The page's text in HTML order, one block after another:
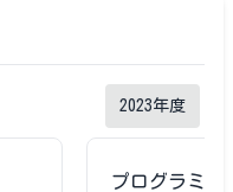
2023年度
プログラミン